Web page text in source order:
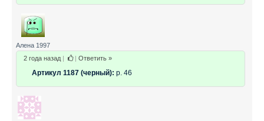
Алена 1997
2 года назад | | Ответить »
Артикул 1187 (черный): р. 46